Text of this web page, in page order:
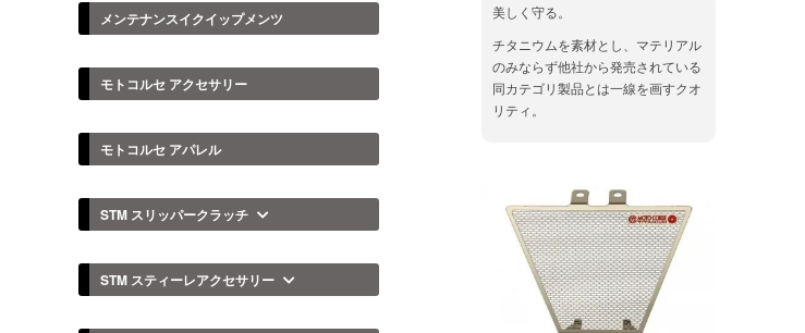
メンテナンスイクイップメンツ
モトコルセ アクセサリー
モトコルセ アパレル
STM スリッパークラッチ
STM スティーレアクセサリー
美しく守る。
チタニウムを素材とし、マテリアル
のみならず他社から発売されている
同カテゴリ製品とは一線を画すクオ
リティ。